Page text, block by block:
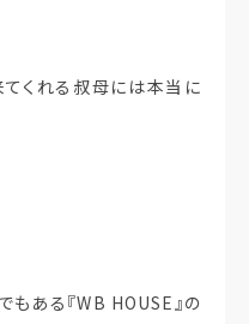
くれる叔母には本当に
もある『WB HOUSE』の